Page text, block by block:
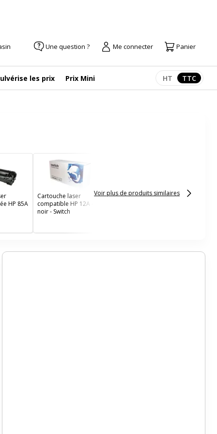
Une question ? Me connecter Panier
les prix Prix Mini Afficher les
HT TTC
HP 85A
Cartouche laser
compatible HP 12A -
noir - Switch
Voir plus de produits similaires